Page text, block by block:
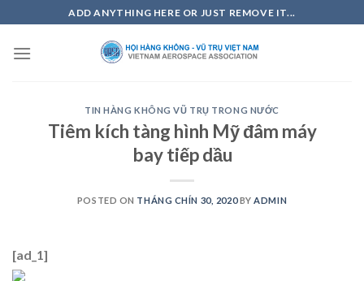
to
content
ADD ANYTHING HERE OR JUST REMOVE IT...
TIN HÀNG KHÔNG VŨ TRỤ TRONG NƯỚC
Tiêm kích tàng hình Mỹ đâm máy
bay tiếp dầu
POSTED ON THÁNG CHÍN 30, 2020BY ADMIN
[ad_1]